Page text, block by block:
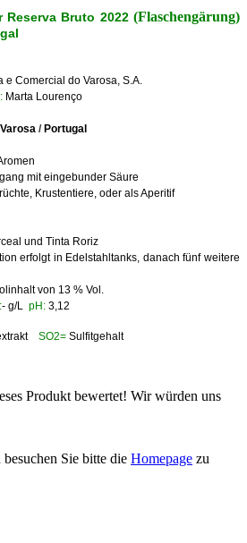
Reserva Bruto 2022(Flaschengärung)
e Comercial do Varosa, S.A.
Marta Lourenço
/ Portugal
mit eingebunder Säure
Krustentiere, oder als Aperitif
und Tinta Roriz
erfolgt in Edelstahltanks, danach fünf weitere
von 13 % Vol.
- g/L pH: 3,12
SO2= Sulfitgehalt
Produkt bewertet! Wir würden uns
Sie bitte die Homepage zu